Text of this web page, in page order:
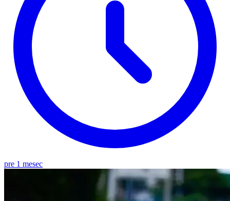
pre 1 mesec